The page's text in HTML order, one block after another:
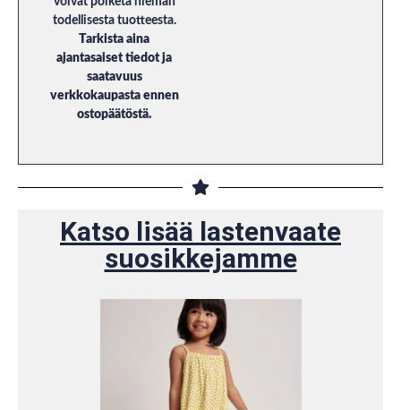
todellisesta tuotteesta.
Tarkista aina
ajantasaiset tiedot ja
saatavuus
verkkokaupasta ennen
ostopäätöstä.
Katso lisää lastenvaate
suosikkejamme